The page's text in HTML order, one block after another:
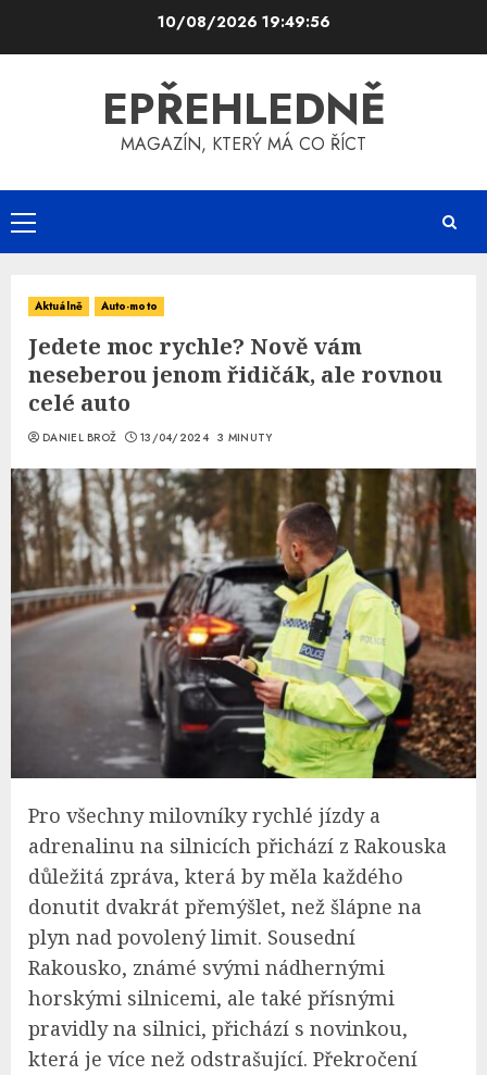
10/08/2026 19:49:56
EPŘEHLEDNĚ
MAGAZÍN, KTERÝ MÁ CO ŘÍCT
Primary
Menu
Aktuálně Auto-moto
Jedete moc rychle? Nově vám
neseberou jenom řidičák, ale rovnou
celé auto
DANIEL BROŽ 13/04/2024 3 MINUTY
Pro všechny milovníky rychlé jízdy a
adrenalinu na silnicích přichází z Rakouska
důležitá zpráva, která by měla každého
donutit dvakrát přemýšlet, než šlápne na
plyn nad povolený limit. Sousední
Rakousko, známé svými nádhernými
horskými silnicemi, ale také přísnými
pravidly na silnici, přichází s novinkou,
která je více než odstrašující. Překročení